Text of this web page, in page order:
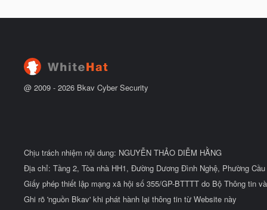
@ 2009 - 2026 Bkav Cyber Security
Chịu trách nhiệm nội dung: NGUYỄN THẢO DIỄM HẰNG
Địa chỉ: Tầng 2, Tòa nhà HH1, Đường Dương Đình Nghệ, Phường
Giấy phép thiết lập mạng xã hội số 355/GP-BTTTT do Bộ Thông tin
Ghi rõ 'nguồn Bkav' khi phát hành lại thông tin từ Website này